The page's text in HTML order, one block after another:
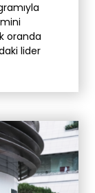
oranda
lider